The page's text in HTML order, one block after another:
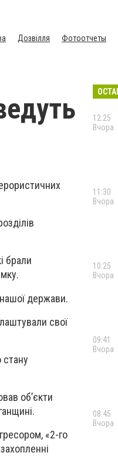
Дозвілля Фотоотчеты
брали
нашої держави.
свої
об’єкти
«2-го
12:25
Вчора
11:30
Вчора
10:25
Вчора
09:41
Вчора
08:45
Вчора